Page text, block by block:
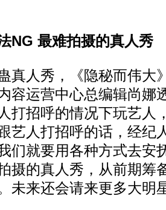
最难拍摄的真人秀
人秀，《隐秘而伟大
容运营中心总编辑尚娜
打招呼的情况下玩艺人
艺人打招呼的话，经纪
们就要用各种方式去安
摄的真人秀，从前期筹
未来还会请来更多大明